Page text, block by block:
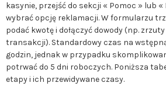
kasynie, przejść do sekcji « Pomoc » lub
wybrać opcję reklamacji. W formularzu
podać kwotę i dołączyć dowody (np.
transakcji). Standardowy czas na
godzin, jednak w przypadku
potrwać do 5 dni roboczych. Poniższa
etapy i ich przewidywane czasy.